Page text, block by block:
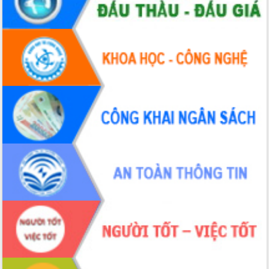
Tháo gỡ những vướng mắc, đẩy mạnh
công tác cải cách thủ tục hành chính
tại Trung tâm Phục vụ hành chính
công tỉnh
Đắk Lắk: Tôn vinh 46 giải pháp tại Hội
thi Sáng tạo Kỹ thuật 2024 - 2025
Đắk Lắk rà soát, điều chỉnh Đề án 190
về phát triển nuôi trồng thủy sản
Phó Chủ tịch UBND tỉnh Đắk Lắk
Trương Công Thái kiểm tra thực địa
Dự án cao tốc Khánh Hòa - Buôn Ma
Thuột
Định vị cà phê Việt Nam như một “di
sản sống” trong dòng chảy toàn cầu
Xây dựng nông thôn mới: Nâng cao đời
sống người dân từ những mô hình thiết
thực
Quyết liệt tháo gỡ vướng mắc, đẩy
nhanh tiến độ các dự án trọng điểm
trong Khu kinh tế Nam Phú Yên